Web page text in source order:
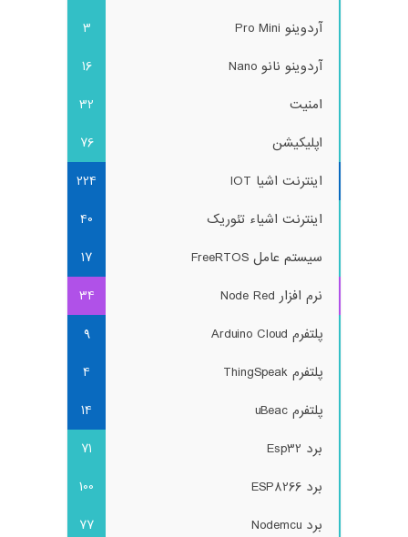
آردوینو Pro Mini
3
آردوینو نانو Nano
16
امنیت
32
اپلیکیشن
76
اینترنت اشیا IOT
224
اینترنت اشیاء تئوریک
40
سیستم عامل FreeRTOS
17
نرم افزار Node Red
34
پلتفرم Arduino Cloud
9
پلتفرم ThingSpeak
4
پلتفرم uBeac
14
برد Esp32
71
برد ESP8266
100
برد Nodemcu
77